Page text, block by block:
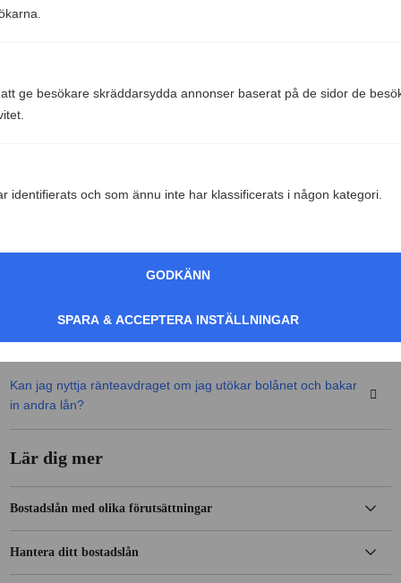
ge besökare skräddarsydda annonser baserat på de sidor de
identifierats och som ännu inte har klassificerats i någon kategori.
SPARA & ACCEPTERA INSTÄLLNINGAR
GODKÄNN
upp till 100 000 kr. Har du räntekostnader som överstiger det
betalat 100 000 kr i räntekostnader på ditt bolån under året.
Har du betalat 200 000 kr i räntekostnader får du tillbaka 51
Kan jag nyttja ränteavdraget om jag utökar bolånet och bakar
in andra lån?
Lär dig mer
Bostadslån med olika förutsättningar
Hantera ditt bostadslån